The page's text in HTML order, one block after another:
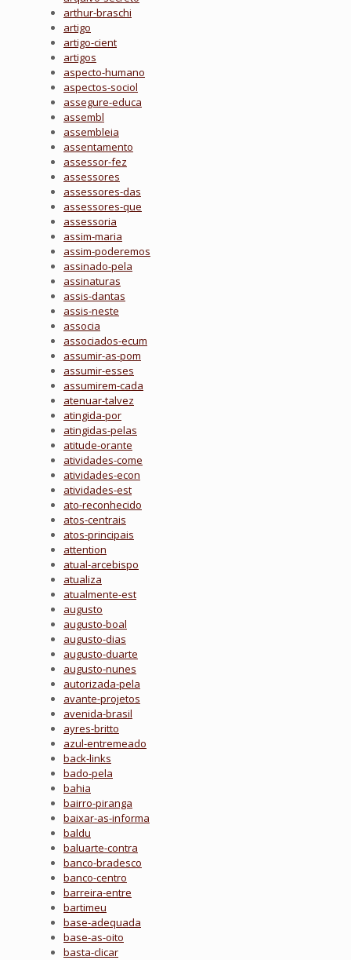
arthur-braschi
artigo
artigo-cient
artigos
aspecto-humano
aspectos-sociol
assegure-educa
assembl
assembleia
assentamento
assessor-fez
assessores
assessores-das
assessores-que
assessoria
assim-maria
assim-poderemos
assinado-pela
assinaturas
assis-dantas
assis-neste
associa
associados-ecum
assumir-as-pom
assumir-esses
assumirem-cada
atenuar-talvez
atingida-por
atingidas-pelas
atitude-orante
atividades-come
atividades-econ
atividades-est
ato-reconhecido
atos-centrais
atos-principais
attention
atual-arcebispo
atualiza
atualmente-est
augusto
augusto-boal
augusto-dias
augusto-duarte
augusto-nunes
autorizada-pela
avante-projetos
avenida-brasil
ayres-britto
azul-entremeado
back-links
bado-pela
bahia
bairro-piranga
baixar-as-informa
baldu
baluarte-contra
banco-bradesco
banco-centro
barreira-entre
bartimeu
base-adequada
base-as-oito
basta-clicar